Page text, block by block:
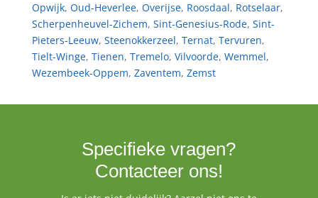
Opwijk, Oud-Heverlee, Overijse, Roosdaal, Rotselaar,
Scherpenheuvel-Zichem, Sint-Genesius-Rode, Sint-
Pieters-Leeuw, Steenokkerzeel, Ternat, Tervuren,
Tielt-Winge, Tienen, Tremelo, Vilvoorde, Wemmel,
Wezembeek-Oppem, Zaventem, Zemst
Specifieke vragen?
Contacteer ons!